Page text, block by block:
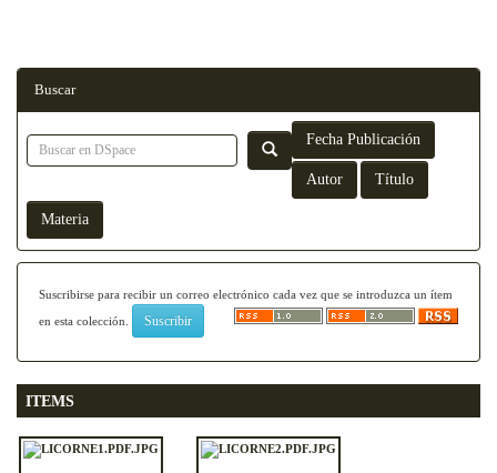
Buscar
Suscribirse para recibir un correo electrónico cada vez que se introduzca un ítem
en esta colección.
ITEMS